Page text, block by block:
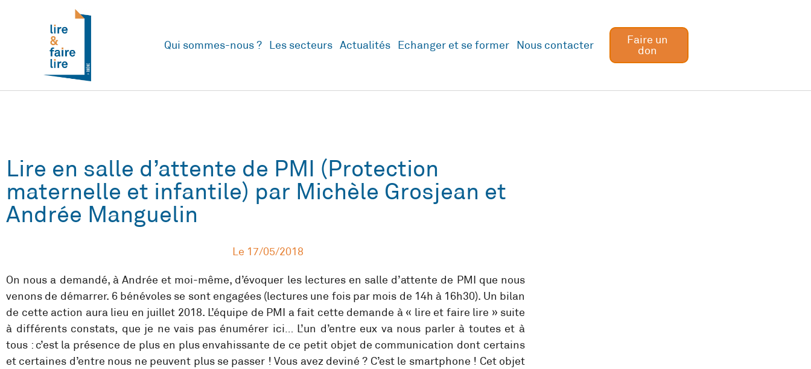
Qui sommes-nous ? Les secteurs Actualités Echanger et se former Nous contacter
Faire un
don
Lire en salle d’attente de PMI (Protection
maternelle et infantile) par Michèle Grosjean et
Andrée Manguelin
Le 17/05/2018
On nous a demandé, à Andrée et moi-même, d’évoquer les lectures en salle d’attente de PMI que nous
venons de démarrer. 6 bénévoles se sont engagées (lectures une fois par mois de 14h à 16h30). Un bilan
de cette action aura lieu en juillet 2018. L’équipe de PMI a fait cette demande à « lire et faire lire » suite
à différents constats, que je ne vais pas énumérer ici… L’un d’entre eux va nous parler à toutes et à
tous : c’est la présence de plus en plus envahissante de ce petit objet de communication dont certains
et certaines d’entre nous ne peuvent plus se passer ! Vous avez deviné ? C’est le smartphone ! Cet objet